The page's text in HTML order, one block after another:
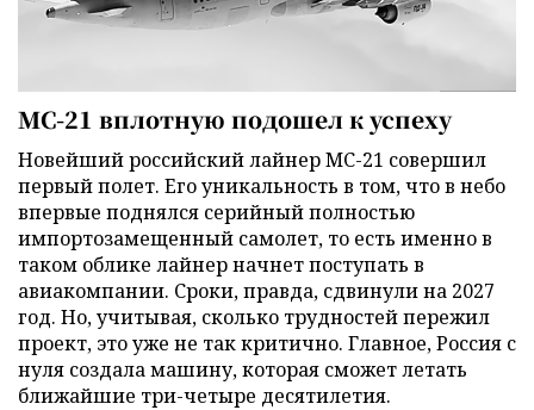
МС-21 вплотную подошел к успеху
Новейший российский лайнер МС-21 совершил
первый полет. Его уникальность в том, что в небо
впервые поднялся серийный полностью
импортозамещенный самолет, то есть именно в
таком облике лайнер начнет поступать в
авиакомпании. Сроки, правда, сдвинули на 2027
год. Но, учитывая, сколько трудностей пережил
проект, это уже не так критично. Главное, Россия с
нуля создала машину, которая сможет летать
ближайшие три-четыре десятилетия.